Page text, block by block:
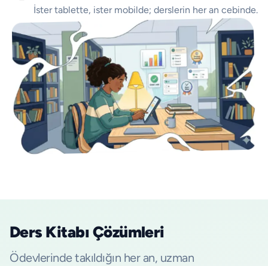
İster tablette, ister mobilde; derslerin her an cebinde.
Ders Kitabı Çözümleri
Ödevlerinde takıldığın her an, uzman